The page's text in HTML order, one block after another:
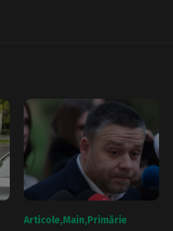
Articole Main Primărie